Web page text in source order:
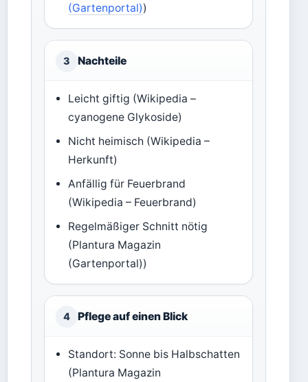
(Gartenportal))
3 Nachteile
Leicht giftig (Wikipedia –
cyanogene Glykoside)
Nicht heimisch (Wikipedia –
Herkunft)
Anfällig für Feuerbrand
(Wikipedia – Feuerbrand)
Regelmäßiger Schnitt nötig
(Plantura Magazin
(Gartenportal))
4 Pflege auf einen Blick
Standort: Sonne bis Halbschatten
(Plantura Magazin